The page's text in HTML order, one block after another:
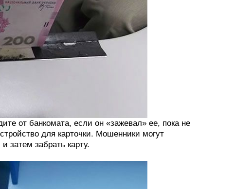
от банкомата, если он «зажевал» ее, пока не
для карточки. Мошенники могут
затем забрать карту.